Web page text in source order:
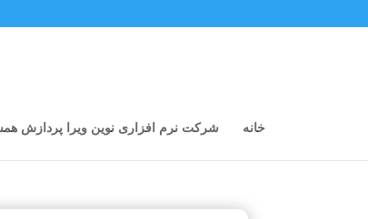
خانه شرکت نرم افزاری نوین ویرا پردازش